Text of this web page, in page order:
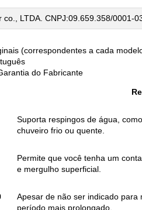
LTDA. CNPJ:09.659.358/0001-
(correspondentes a cada
do Fabricante
Suporta respingos de água,
chuveiro frio ou quente.
Permite que você tenha um
e mergulho superficial.
Apesar de não ser indicado
período mais prolongado.